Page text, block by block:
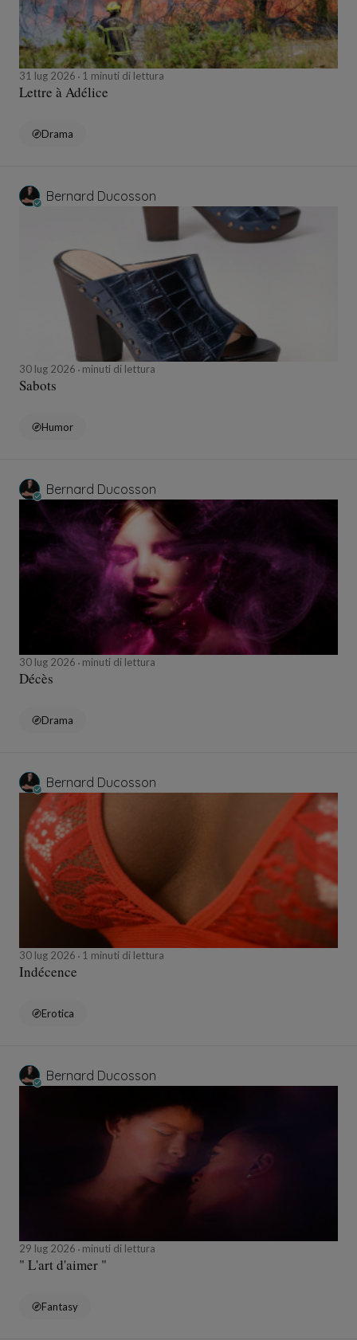
31 lug 2026 1 minuti di lettura
Lettre à Adélice
Drama
Bernard Ducosson
30 lug 2026 minuti di lettura
Sabots
Humor
Bernard Ducosson
30 lug 2026 minuti di lettura
Décès
Drama
Bernard Ducosson
30 lug 2026 1 minuti di lettura
Indécence
Erotica
Bernard Ducosson
29 lug 2026 minuti di lettura
" L'art d'aimer "
Fantasy